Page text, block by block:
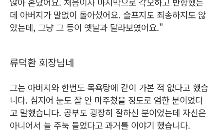
데 아버지가 말없이 돌아섰어요. 슬프지도 죄송하지도 않
았는데, 그냥 그 등이 옛날과 달라보였어요."
류덕환 회장님네
그는 아버지와 한번도 목욕탕에 같이 가본 적 없다고 했습
니다. 심지어 눈도 잘 안 마주쳤을 정도로 엄한 분이었다
고 말했습니다. 공부도 굉장히 잘하신 분이었는데 자신은
아니어서 늘 주눅 들었다고 과거를 이야기 했습니다.